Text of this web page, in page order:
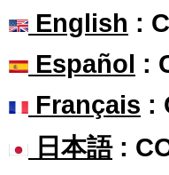
English :
Español :
Français :
日本語: